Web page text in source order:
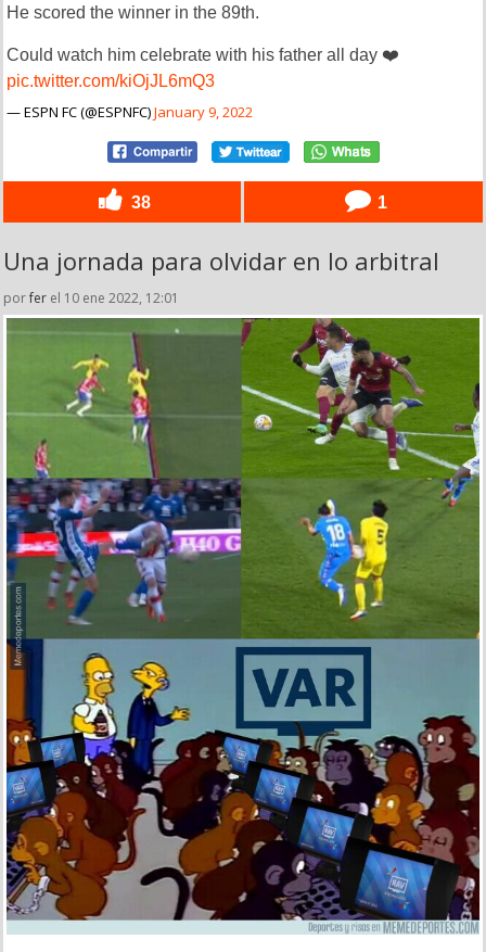
He scored the winner in the 89th.
Could watch him celebrate with his father all day ❤️
pic.twitter.com/kiOjJL6mQ3
— ESPN FC (@ESPNFC)January 9, 2022
38 1
Una jornada para olvidar en lo arbitral
porfer el 10 ene 2022, 12:01